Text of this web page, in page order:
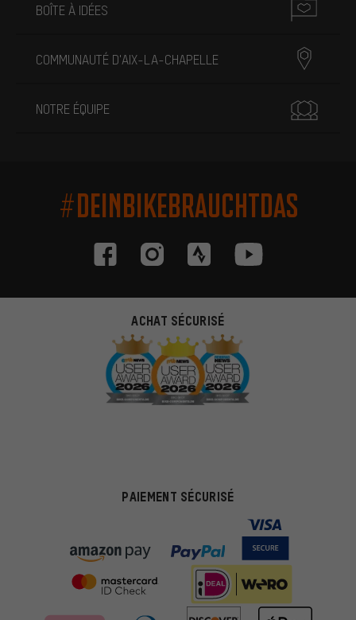
BOÎTE À IDÉES
COMMUNAUTÉ D'AIX-LA-CHAPELLE
NOTRE ÉQUIPE
#DEINBIKEBRAUCHTDAS
ACHAT SÉCURISÉ
PAIEMENT SÉCURISÉ